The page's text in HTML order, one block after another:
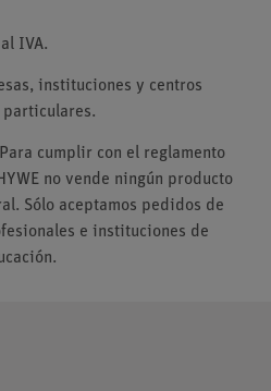
IVA.
instituciones y centros
particulares.
cumplir con el reglamento
no vende ningún producto
Sólo aceptamos pedidos de
e instituciones de